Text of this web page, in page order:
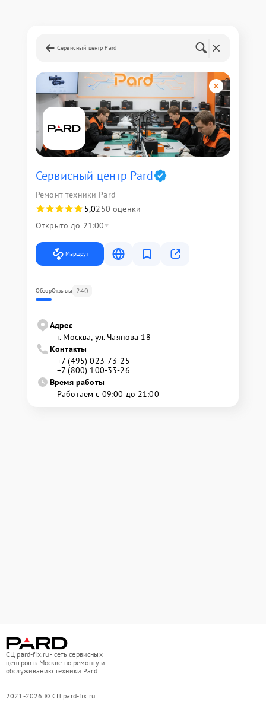
Сервисный центр Pard
Сервисный центр Pard
Ремонт техники Pard
5,0250 оценки
Открыто до 21:00
Маршрут
ОбзорОтзывы 240
Адрес
г. Москва, ул. Чаянова 18
Контакты
+7 (495) 023-73-25
+7 (800) 100-33-26
Время работы
Работаем с 09:00 до 21:00
СЦ pard-fix.ru - сеть сервисных
центров в Москве по ремонту и
обслуживанию техники Pard
2021-2026 © СЦ pard-fix.ru